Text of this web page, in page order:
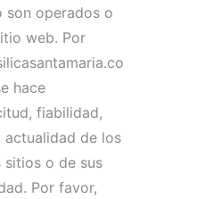
son operados o
web. Por
hace
fiabilidad,
de los
sitios o de sus
Por favor,